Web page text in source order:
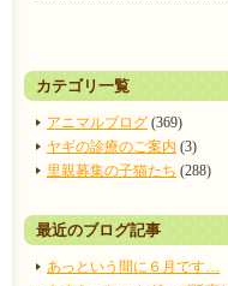
カテゴリ一覧
アニマルブログ (369)
ヤギの診療のご案内 (3)
里親募集の子猫たち (288)
最近のブログ記事
あっという間に６月です…